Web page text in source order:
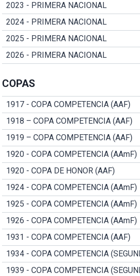
2023 - PRIMERA NACIONAL
2024 - PRIMERA NACIONAL
2025 - PRIMERA NACIONAL
2026 - PRIMERA NACIONAL
COPAS
1917 - COPA COMPETENCIA (AAF)
1918 – COPA COMPETENCIA (AAF)
1919 – COPA COMPETENCIA (AAF)
1920 - COPA COMPETENCIA (AAmF)
1920 - COPA DE HONOR (AAF)
1924 - COPA COMPETENCIA (AAmF)
1925 - COPA COMPETENCIA (AAmF)
1926 - COPA COMPETENCIA (AAmF)
1931 - COPA COMPETENCIA (AAF)
1934 - COPA COMPETENCIA
1939 - COPA COMPETENCIA